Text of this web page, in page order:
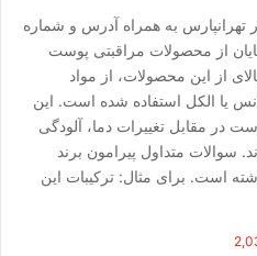
به همراه آدرس و شماره
از محصولات مراقبتی پوست
از این محصولات، از مواد
یا الکل استفاده شده است. این
در مقابل تغییرات دما، آلودگی
سوالات متداول پیرامون برند
است. برای مثال: ترکیبات این